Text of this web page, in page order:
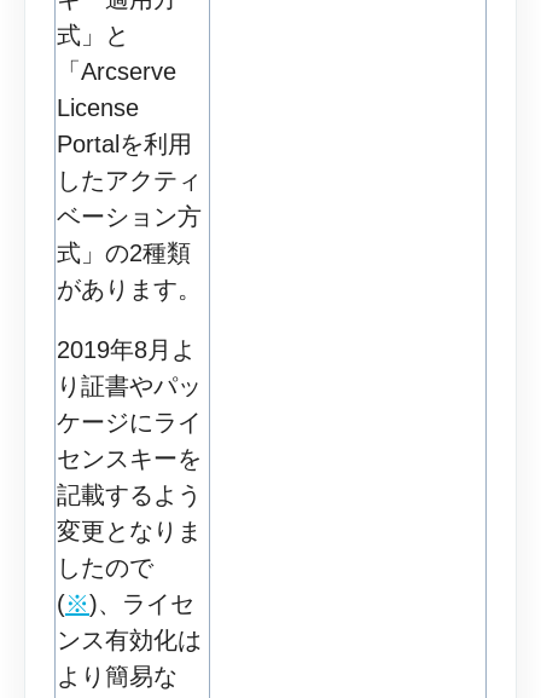
式」と
「Arcserve
License
Portalを利用
したアクティ
ベーション方
式」の2種類
があります。
2019年8月よ
り証書やパッ
ケージにライ
センスキーを
記載するよう
変更となりま
したので
(※)、ライセ
ンス有効化は
より簡易な